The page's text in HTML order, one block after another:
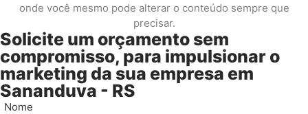
onde você mesmo pode alterar o conteúdo sempre que
precisar.
Solicite um orçamento sem
compromisso, para impulsionar o
marketing da sua empresa em
Sananduva - RS
Nome